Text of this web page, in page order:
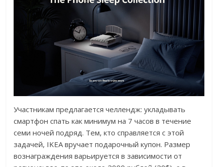
Участникам предлагается челлендж: укладывать
смартфон спать как минимум на 7 часов в течение
семи ночей подряд. Тем, кто справляется с этой
задачей, IKEA вручает подарочный купон. Размер
вознаграждения варьируется в зависимости от